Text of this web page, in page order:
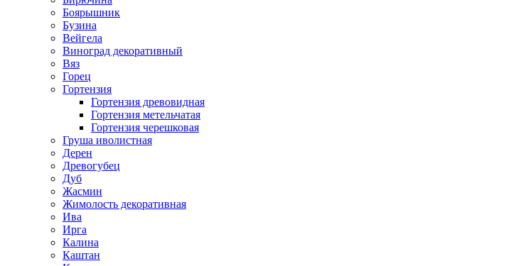
Боярышник
Бузина
Вейгела
Виноград декоративный
Вяз
Горец
Гортензия
Гортензия древовидная
Гортензия метельчатая
Гортензия черешковая
Груша иволистная
Дерен
Древогубец
Дуб
Жасмин
Жимолость декоративная
Ива
Ирга
Калина
Каштан